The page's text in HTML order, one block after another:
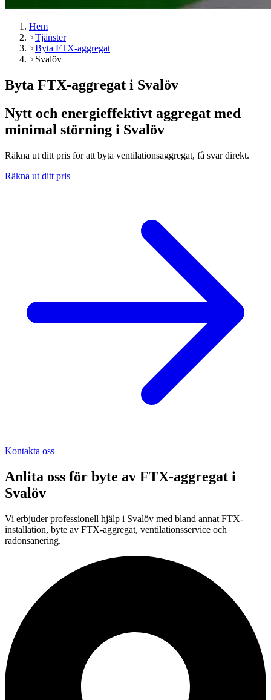
Hem
Tjänster
Byta FTX-aggregat
Svalöv
Byta FTX-aggregat i Svalöv
Nytt och energieffektivt aggregat med
minimal störning i Svalöv
Räkna ut ditt pris för att byta ventilationsaggregat, få svar direkt.
Räkna ut ditt pris
Kontakta oss
Anlita oss för byte av FTX-aggregat i
Svalöv
Vi erbjuder professionell hjälp i Svalöv med bland annat FTX-
installation, byte av FTX-aggregat, ventilationsservice och
radonsanering.